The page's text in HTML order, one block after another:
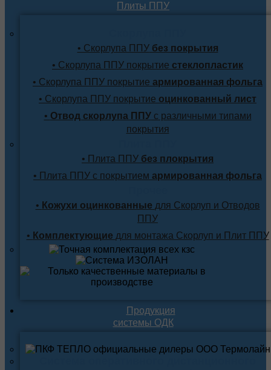
Плиты ППУ
• Скорлупа ППУбез покрытия
• Скорлупа ППУ покрытие стеклопластик
• Скорлупа ППУ покрытие армированная фольга
• Скорлупа ППУ покрытие оцинкованный лист
• Отвод скорлупа ППУс различными типами
покрытия
• Плита ППУ без плокрытия
• Плита ППУ с покрытием армированная фольга
• Кожухи оцинкованные для Скорлуп и Отводов
ППУ
• Комплектующие для монтажа Скорлуп и Плит ППУ
Продукция
системы ОДК